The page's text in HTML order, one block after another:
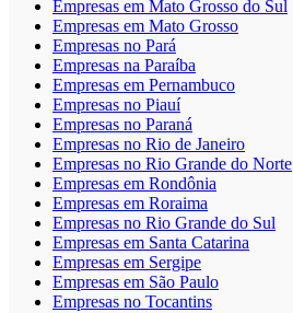
Empresas em Mato Grosso do Sul
Empresas em Mato Grosso
Empresas no Pará
Empresas na Paraíba
Empresas em Pernambuco
Empresas no Piauí
Empresas no Paraná
Empresas no Rio de Janeiro
Empresas no Rio Grande do Norte
Empresas em Rondônia
Empresas em Roraima
Empresas no Rio Grande do Sul
Empresas em Santa Catarina
Empresas em Sergipe
Empresas em São Paulo
Empresas no Tocantins